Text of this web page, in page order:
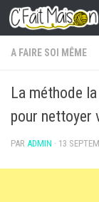
Skip to content
A FAIRE SOI MÊME
La méthode
pour nettoyer
PAR ADMIN · 13